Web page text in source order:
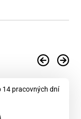
14 pracovných dní